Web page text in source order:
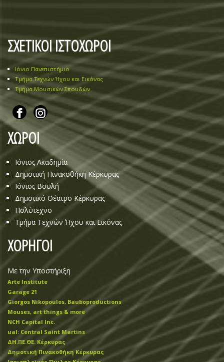
ΣΧΕΤΙΚΟΙ ΙΣΤΟΧΩΡΟΙ
Ιόνιο Πανεπιστήμιο
Τμήμα Τεχνών Ήχου και Εικόνας
Τμήμα Μουσικών Σπουδών
ΧΩΡΟΙ
Ιόνιος Ακαδημία
Δημοτική Πινακοθήκη Κέρκυρας
Ιόνιος Βουλή
Δημοτικό Θέατρο Κέρκυρας
Πολύτεχνο
Τμήμα Τεχνών Ήχου και Εικόνας
ΧΟΡΗΓΟΙ
Με την Υποστήριξη
Arte Institute
Garage 21
Giorgos Nikopoulos, Bauboproductions
Mouses, art things & more
NCH Capital Inc.
ual: Central Saint Martins
ΔΗ.ΠΕ.ΘΕ. Κέρκυρας
Δημοτική Πινακοθήκη Κέρκυρας